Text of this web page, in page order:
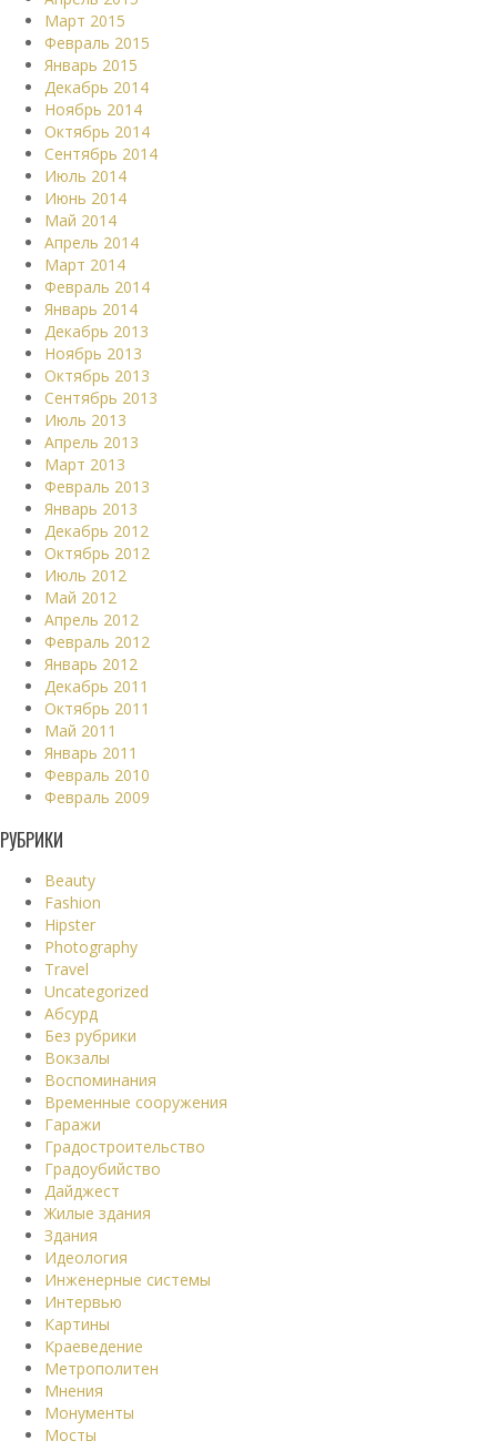
Март 2015
Февраль 2015
Январь 2015
Декабрь 2014
Ноябрь 2014
Октябрь 2014
Сентябрь 2014
Июль 2014
Июнь 2014
Май 2014
Апрель 2014
Март 2014
Февраль 2014
Январь 2014
Декабрь 2013
Ноябрь 2013
Октябрь 2013
Сентябрь 2013
Июль 2013
Апрель 2013
Март 2013
Февраль 2013
Январь 2013
Декабрь 2012
Октябрь 2012
Июль 2012
Май 2012
Апрель 2012
Февраль 2012
Январь 2012
Декабрь 2011
Октябрь 2011
Май 2011
Январь 2011
Февраль 2010
Февраль 2009
РУБРИКИ
Beauty
Fashion
Hipster
Photography
Travel
Uncategorized
Абсурд
Без рубрики
Вокзалы
Воспоминания
Временные сооружения
Гаражи
Градостроительство
Градоубийство
Дайджест
Жилые здания
Здания
Идеология
Инженерные системы
Интервью
Картины
Краеведение
Метрополитен
Мнения
Монументы
Мосты